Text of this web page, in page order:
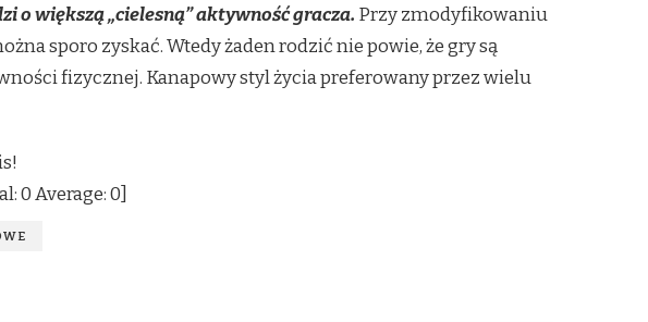
o większą „cielesną” aktywność gracza. Przy zmodyfikowaniu
sporo zyskać. Wtedy żaden rodzić nie powie, że gry są
fizycznej. Kanapowy styl życia preferowany przez wielu
0Average:0